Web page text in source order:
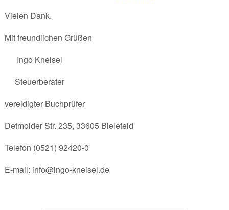
Vielen Dank.
Mit freundlichen Grüßen
Ingo Kneisel
Steuerberater
vereidigter Buchprüfer
Detmolder Str. 235, 33605 Bielefeld
Telefon (0521) 92420-0
E-mail: info@ingo-kneisel.de